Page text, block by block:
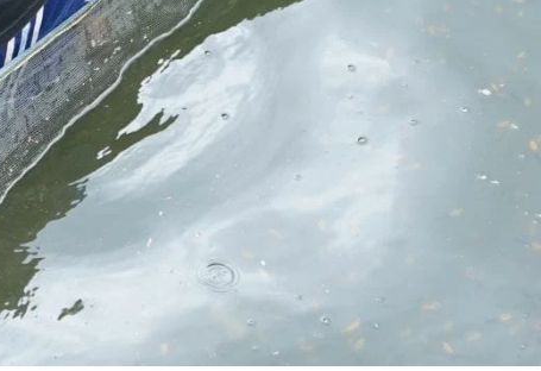
Berita
Bisnis
Budidaya
Event
Informasi Lain
Pembenihan Ikan
Pembesaran Ikan
Penyakit Ikan
Teknologi dan Inovasi
ARTIKEL TERBARU